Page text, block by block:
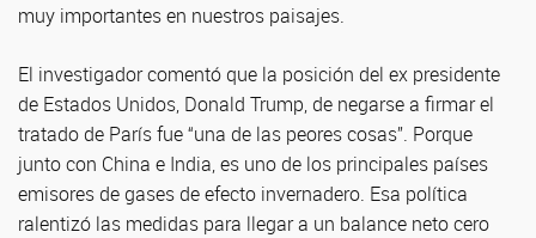
muy importantes en nuestros paisajes.
El investigador comentó que la posición del ex presidente
de Estados Unidos, Donald Trump, de negarse a firmar el
tratado de París fue “una de las peores cosas”. Porque
junto con China e India, es uno de los principales países
emisores de gases de efecto invernadero. Esa política
ralentizó las medidas para llegar a un balance neto cero